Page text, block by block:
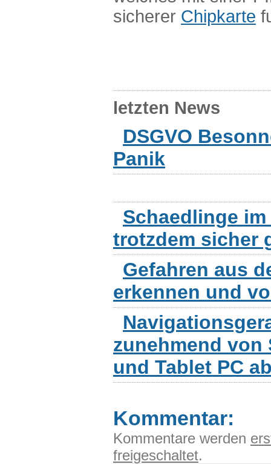
sicherer Chipkarte
letzten News
DSGVO
Panik
Schaedlinge
trotzdem sicher
Gefahren aus
erkennen und
zunehmend von
und Tablet PC
Kommentar:
Kommentare werden
freigeschaltet.